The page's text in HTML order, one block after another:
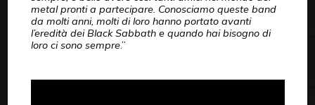
metal pronti a partecipare. Conosciamo queste band
da molti anni, molti di loro hanno portato avanti
l’eredità dei Black Sabbath e quando hai bisogno di
loro ci sono sempre.”